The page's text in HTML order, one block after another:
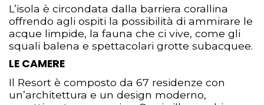
L’isola è circondata dalla barriera corallina
offrendo agli ospiti la possibilità di ammirare le
acque limpide, la fauna che ci vive, come gli
squali balena e spettacolari grotte subacquee.
LE CAMERE
Il Resort è composto da 67 residenze con
un’architettura e un design moderno,